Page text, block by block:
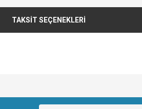
TAKSİT SEÇENEKLERİ